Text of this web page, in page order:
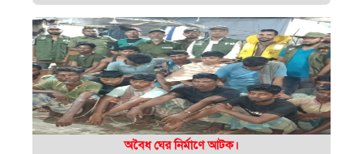
অবৈধ ঘের নির্মাণে আটক।